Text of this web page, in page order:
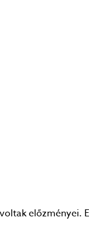
előzményei.